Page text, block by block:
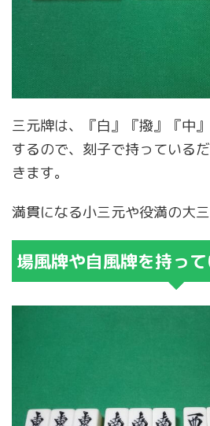
三元牌は、『白』『撥』『中
するので、刻子で持っている
きます。
満貫になる小三元や役満の大
場風牌や自風牌を持っ